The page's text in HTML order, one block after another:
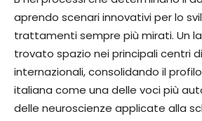
aprendo scenari innovativi per lo
trattamenti sempre più mirati. Un
trovato spazio nei principali centri
internazionali, consolidando il
italiana come una delle voci più
delle neuroscienze applicate alla